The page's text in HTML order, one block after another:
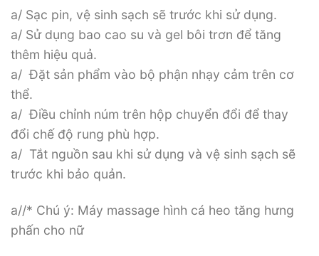
a/ Sạc pin, vệ sinh sạch sẽ trước khi sử dụng.
a/ Sử dụng bao cao su và gel bôi trơn để tăng
thêm hiệu quả.
a/ Đặt sản phẩm vào bộ phận nhạy cảm trên cơ
thể.
a/ Điều chỉnh núm trên hộp chuyển đổi để thay
đổi chế độ rung phù hợp.
a/ Tắt nguồn sau khi sử dụng và vệ sinh sạch sẽ
trước khi bảo quản.
a//* Chú ý: Máy massage hình cá heo tăng hưng
phấn cho nữ